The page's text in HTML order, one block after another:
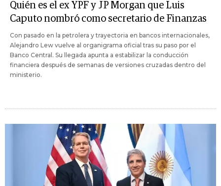
Quién es el ex YPF y JP Morgan que Luis
Caputo nombró como secretario de Finanzas
Con pasado en la petrolera y trayectoria en bancos internacionales,
Alejandro Lew vuelve al organigrama oficial tras su paso por el
Banco Central. Su llegada apunta a estabilizar la conducción
financiera después de semanas de versiones cruzadas dentro del
ministerio.